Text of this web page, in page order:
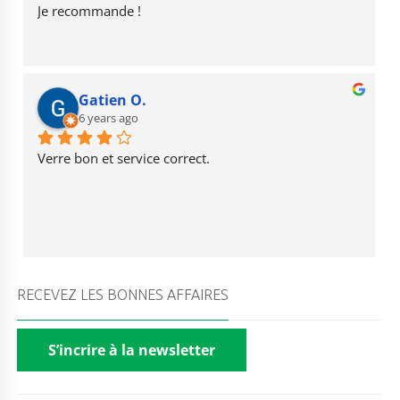
Je recommande !
Gatien O.
6 years ago
Verre bon et service correct.
RECEVEZ LES BONNES AFFAIRES
S’incrire à la newsletter